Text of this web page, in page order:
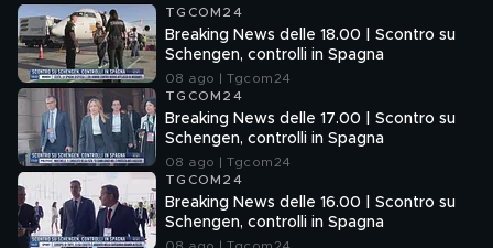
TGCOM24
Breaking News delle 18.00 | Scontro su
Schengen, controlli in Spagna
08 ago | Tgcom24
TGCOM24
Breaking News delle 17.00 | Scontro su
Schengen, controlli in Spagna
08 ago | Tgcom24
TGCOM24
Breaking News delle 16.00 | Scontro su
Schengen, controlli in Spagna